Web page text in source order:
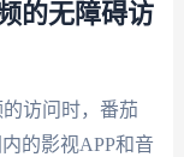
的无障碍访
访问时，番茄
的影视APP和音